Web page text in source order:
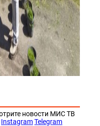
новости МИС ТВ
Instagram Telegram